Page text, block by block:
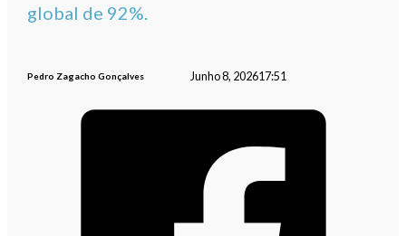
global de 92%.
Pedro Zagacho Gonçalves Junho 8, 202617:51